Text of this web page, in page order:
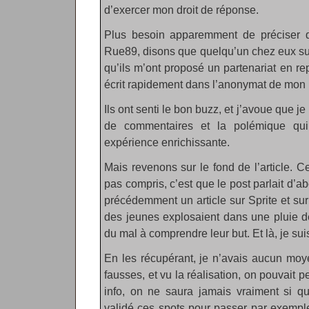
d’exercer mon droit de réponse.
Plus besoin apparemment de
Rue89, disons que quelqu’un chez eux
qu’ils m’ont proposé un partenariat en
écrit rapidement dans l’anonymat de
Ils ont senti le bon buzz, et j’avoue que
de commentaires et la polémique
expérience enrichissante.
Mais revenons sur le fond de l’article.
pas compris, c’est que le post parlait
précédemment un article sur Sprite et
des jeunes explosaient dans une pluie
du mal à comprendre leur but. Et là, je
En les récupérant, je n’avais aucun
fausses, et vu la réalisation, on pouvait
info, on ne saura jamais vraiment si